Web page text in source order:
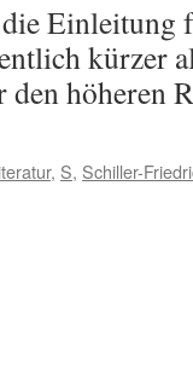
Einleitung
kürzer
den höheren
, S, Schiller-